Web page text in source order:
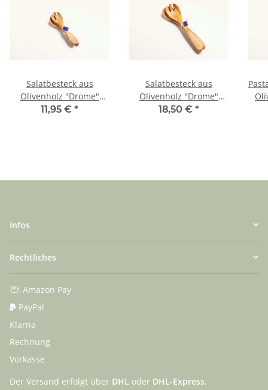
Salatbesteck aus
Olivenholz "Drome"
klein, ca. 20cm
11,95 € *
Salatbesteck aus
Olivenholz "Drome"
groß, ca. 30cm
18,50 € *
Infos
Rechtliches
Amazon Pay
PayPal
Klarna
Rechnung
Vorkasse
Der Versand erfolgt über DHL oder DHL-Express.